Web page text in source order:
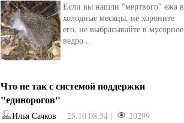
Если вы нашли "мертвого" ежа в
холодные месяцы, не хороните
его, не выбрасывайте в мусорное
ведро...
Что не так с системой поддержки
"единорогов"
Илья Сачков 25.10 08:54 |
20299